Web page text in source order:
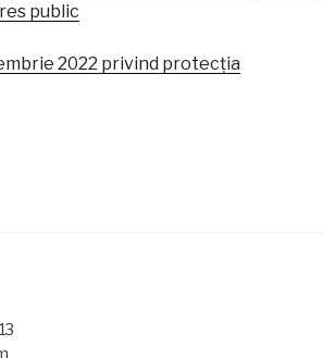
public
2022 privind protecția